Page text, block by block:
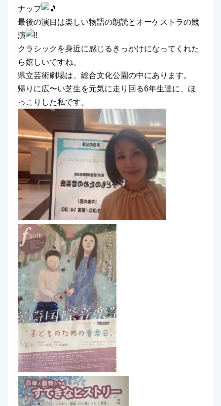
ナップ
最後の演目は楽しい物語の朗読とオーケストラの競
演
クラシックを身近に感じるきっかけになってくれた
ら嬉しいですね。
県立芸術劇場は、総合文化公園の中にあります。
帰りに広〜い芝生を元気に走り回る6年生達に、ほ
っこりした私です。